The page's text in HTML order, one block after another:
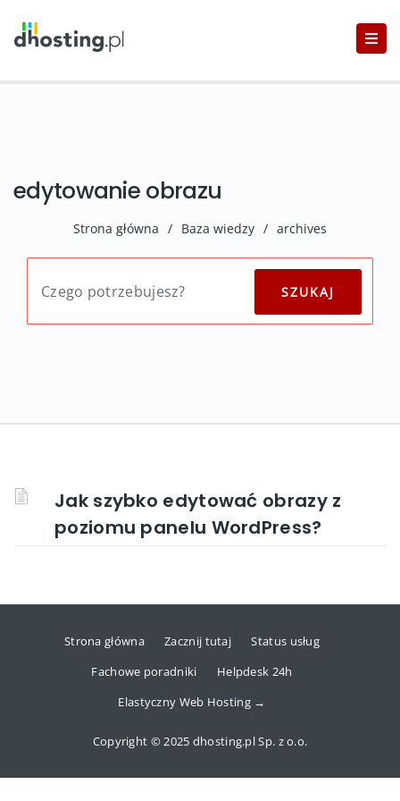
edytowanie obrazu
Strona główna / Baza wiedzy / archives
Jak szybko edytować obrazy z
poziomu panelu WordPress?
Strona główna Zacznij tutaj
Status usług
Fachowe poradniki
Helpdesk 24h
Elastyczny Web Hosting →
Copyright © 2025 dhosting.pl Sp. z o.o.